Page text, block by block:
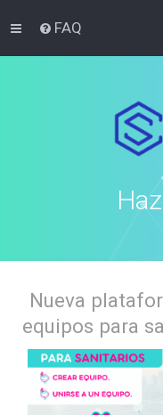
FAQ
Nueva
equipos para